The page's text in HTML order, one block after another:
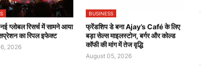
ग्लोबल रिसर्च में सामने आया
का रिपल इफेक्ट
2026
BUSINESS
फ्रेंडशिप डे बना Ajay’s Café के लिए
बड़ा सेल्स माइलस्टोन, बर्गर और कोल्ड
कॉफी की मांग में तेज वृद्धि
August 05, 2026